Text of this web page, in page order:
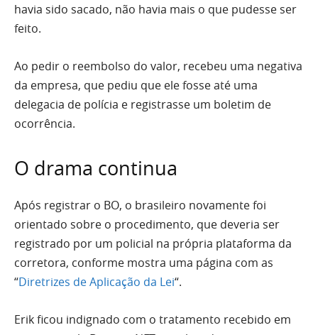
havia sido sacado, não havia mais o que pudesse ser
feito.
Ao pedir o reembolso do valor, recebeu uma negativa
da empresa, que pediu que ele fosse até uma
delegacia de polícia e registrasse um boletim de
ocorrência.
O drama continua
Após registrar o BO, o brasileiro novamente foi
orientado sobre o procedimento, que deveria ser
registrado por um policial na própria plataforma da
corretora, conforme mostra uma página com as
“Diretrizes de Aplicação da Lei“.
Erik ficou indignado com o tratamento recebido em